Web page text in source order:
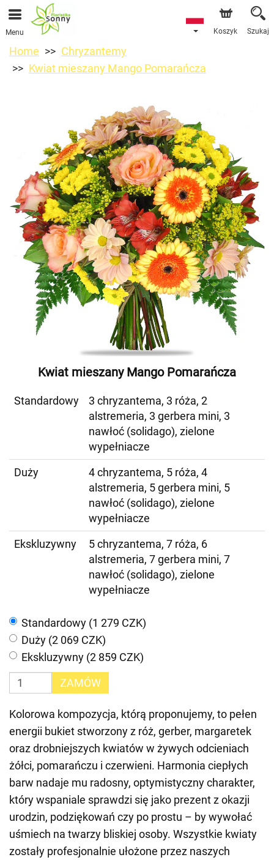
Menu Koszyk Szukaj
Home
Chryzantemy
Kwiat mieszany Mango Pomarańcza
Kwiat mieszany Mango Pomarańcza
Standardowy
3 chryzantema, 3 róża, 2
alstremeria, 3 gerbera mini, 3
nawłoć (solidago), zielone
wypełniacze
Duży
4 chryzantema, 5 róża, 4
alstremeria, 5 gerbera mini, 5
nawłoć (solidago), zielone
wypełniacze
Ekskluzywny
5 chryzantema, 7 róża, 6
alstremeria, 7 gerbera mini, 7
nawłoć (solidago), zielone
wypełniacze
Standardowy (1 279 CZK)
Duży (2 069 CZK)
Ekskluzywny (2 859 CZK)
ZAMÓW
Kolorowa kompozycja, którą proponujemy, to pełen
energii bukiet stworzony z róż, gerber, margaretek
oraz drobniejszych kwiatów w żywych odcieniach
żółci, pomarańczu i czerwieni. Harmonia ciepłych
barw nadaje mu radosny, optymistyczny charakter,
który wspaniale sprawdzi się jako prezent z okazji
urodzin, podziękowań czy po prostu – by wywołać
uśmiech na twarzy bliskiej osoby. Wszystkie kwiaty
zostały profesjonalnie ułożone przez naszych